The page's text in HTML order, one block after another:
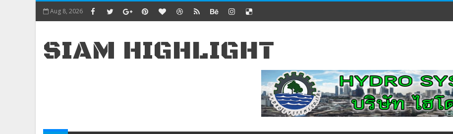
Aug 8, 2026
SIAM HIGHLIGHT